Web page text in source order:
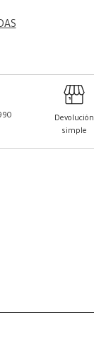
Devolución
simple